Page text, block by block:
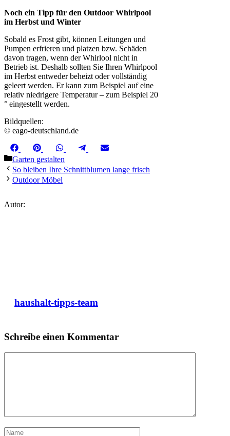
Noch ein Tipp für den Outdoor Whirlpool
im Herbst und Winter
Sobald es Frost gibt, können Leitungen und
Pumpen erfrieren und platzen bzw. Schäden
davon tragen, wenn der Whirlool nicht in
Betrieb ist. Deshalb sollten Sie Ihren Whirlpool
im Herbst entweder beheizt oder vollständig
geleert werden. Er kann zum Beispiel auf eine
relativ niedrigere Temperatur – zum Beispiel 20
° eingestellt werden.
Bildquellen:
© eago-deutschland.de
Share
on
FacebookShare
on
Pinterest Share
WhatsAppShare
TelegramShare
Kategorien
Garten gestalten
So bleiben Ihre Schnittblumen lange frisch
Outdoor Möbel
Autor:
haushalt-tipps-team
Schreibe einen Kommentar
Name